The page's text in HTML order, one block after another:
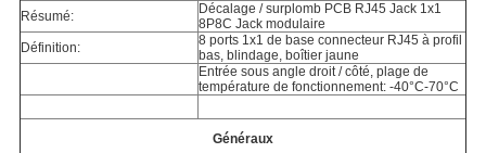
Résumé:
Décalage / surplomb PCB RJ45 Jack 1x1
8P8C Jack modulaire
Définition:
8 ports 1x1 de base connecteur RJ45 à profil
bas, blindage, boîtier jaune
Entrée sous angle droit / côté, plage de
température de fonctionnement: -40°C-70°C
Généraux